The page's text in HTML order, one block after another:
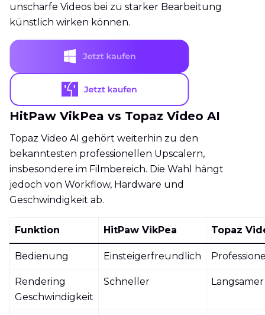
unscharfe Videos bei zu starker Bearbeitung
künstlich wirken können.
HitPaw VikPea vs Topaz Video AI
Topaz Video AI gehört weiterhin zu den
bekanntesten professionellen Upscalern,
insbesondere im Filmbereich. Die Wahl hängt
jedoch von Workflow, Hardware und
Geschwindigkeit ab.
Funktion HitPaw VikPea Topaz
Bedienung Einsteigerfreundlich
Rendering
Geschwindigkeit
Schneller Langsamer